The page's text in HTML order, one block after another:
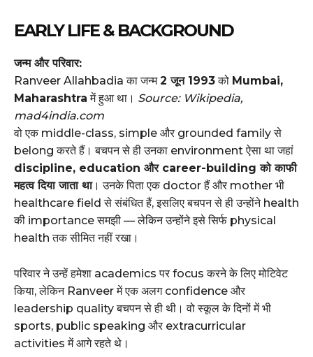
EARLY LIFE & BACKGROUND
जन्म और परिवार:
Ranveer Allahbadia का जन्म2 जून 1993को Mumbai,
Maharashtra में हुआ था। Source: Wikipedia,
mad4india.com
वो एक middle-class, simple और grounded family से
belong करते हैं। बचपन से ही उनका environment ऐसा था जहां
discipline, education और career-building को काफी
महत्व दिया जाता था। उनके पिता एक doctor हैं और mother भी
healthcare field से संबंधित हैं, इसलिए बचपन से ही उन्होंने health
की importance समझी — लेकिन उन्होंने इसे सिर्फ physical
health तक सीमित नहीं रखा।
परिवार ने उन्हें हमेशा academics पर focus करने के लिए मोटिवेट
किया, लेकिन Ranveer में एक अलग confidence और
leadership quality बचपन से ही थी। वो स्कूल के दिनों में भी
sports, public speaking और extracurricular
activities में आगे रहते थे।